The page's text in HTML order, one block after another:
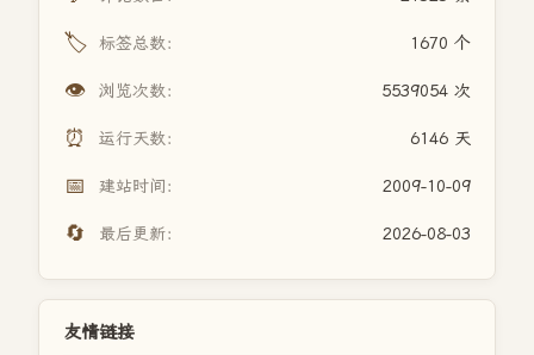
🏷️ 标签总数： 1670 个
👁️ 浏览次数： 5539054 次
⏰ 运行天数： 6146 天
📅 建站时间： 2009-10-09
🔄 最后更新： 2026-08-03
友情链接